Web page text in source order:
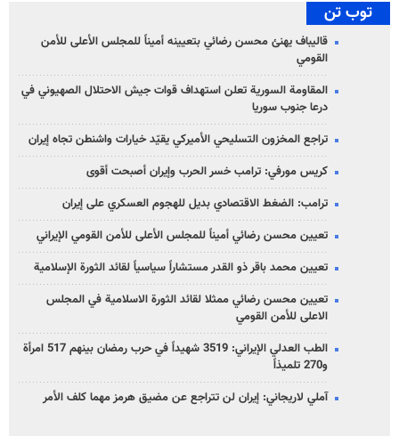
توب تن
قاليباف يهنئ محسن رضائي بتعيينه أميناً للمجلس الأعلى للأمن
القومي
المقاومة السورية تعلن استهداف قوات جيش الاحتلال الصهيوني في
درعا جنوب سوريا
تراجع المخزون التسليحي الأميركي يقيّد خيارات واشنطن تجاه إيران
كريس مورفي: ترامب خسر الحرب وإيران أصبحت أقوى
ترامب: الضغط الاقتصادي بديل للهجوم العسكري على إيران
تعيين محسن رضائي أميناً للمجلس الأعلى للأمن القومي الإيراني
تعيين محمد باقر ذو القدر مستشاراً سياسياً لقائد الثورة الإسلامية
تعيين محسن رضائي ممثلا لقائد الثورة الاسلامية في المجلس
الاعلى للأمن القومي
الطب العدلي الإيراني: 3519 شهيداً في حرب رمضان بينهم 517 امرأة
و270 تلميذاً
آملي لاريجاني: إيران لن تتراجع عن مضيق هرمز مهما كلف الأمر